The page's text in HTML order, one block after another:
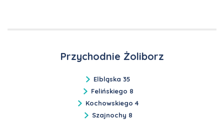
Przychodnie Żoliborz
Elbląska 35
Felińskiego 8
Kochowskiego 4
Szajnochy 8